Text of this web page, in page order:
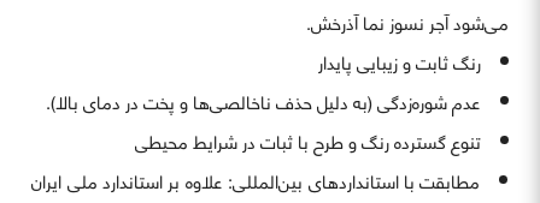
می‌شود آجر نسوز نما آذرخش.
رنگ ثابت و زیبایی پایدار
عدم شوره‌زدگی (به دلیل حذف ناخالصی‌ها و پخت در دمای بالا).
تنوع گسترده رنگ و طرح با ثبات در شرایط محیطی
مطابقت با استانداردهای بین‌المللی: علاوه بر استاندارد ملی ایران